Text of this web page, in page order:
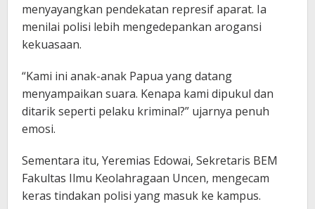
menyayangkan pendekatan represif aparat. Ia
menilai polisi lebih mengedepankan arogansi
kekuasaan.
“Kami ini anak-anak Papua yang datang
menyampaikan suara. Kenapa kami dipukul dan
ditarik seperti pelaku kriminal?” ujarnya penuh
emosi.
Sementara itu, Yeremias Edowai, Sekretaris BEM
Fakultas Ilmu Keolahragaan Uncen, mengecam
keras tindakan polisi yang masuk ke kampus.